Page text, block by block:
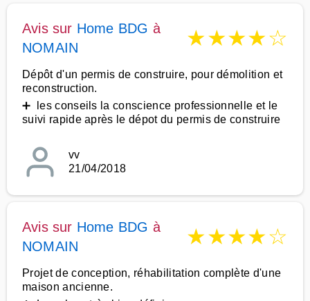
Avis sur Home BDG à
NOMAIN
★★★★☆
Dépôt d'un permis de construire, pour démolition et
reconstruction.
➕ les conseils la conscience professionnelle et le
suivi rapide après le dépot du permis de construire
vv
21/04/2018
Avis sur Home BDG à
NOMAIN
★★★★☆
Projet de conception, réhabilitation complète d'une
maison ancienne.